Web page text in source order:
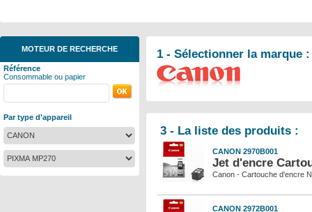
MOTEUR DE RECHERCHE
Référence
Consommable ou papier
Par type d'appareil
1 - Sélectionner la marque :
3 - La liste des produits :
CANON 2970B001
Jet d'encre
Canon - Cartouche d'encre
CANON 2972B001